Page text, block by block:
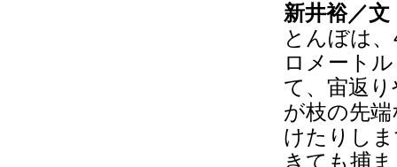
新井裕／
とんぼは
ロメート
て、宙返
が枝の先
けたりし
きても捕